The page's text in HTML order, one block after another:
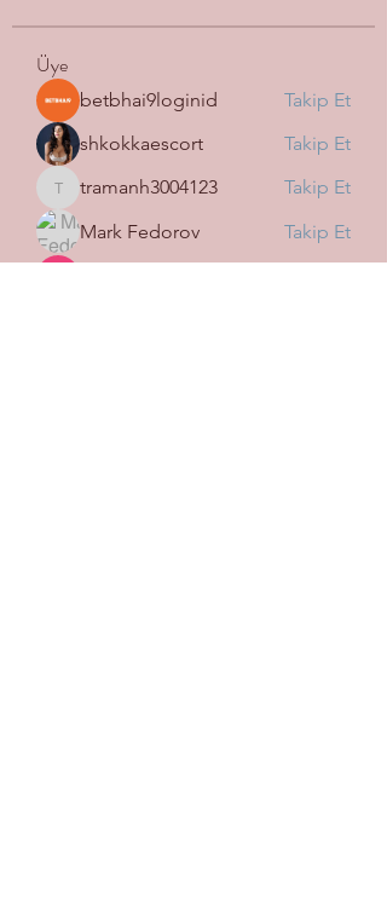
Üye
betbhai9loginid
Takip Et
shkokkaescort
Takip Et
tramanh3004123
tramanh3004123
Takip Et
Mark Fedorov
Takip Et